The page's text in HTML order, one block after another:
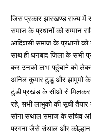
जिस प्रकार झारखण्ड राज्य में
समाज के प्रधानों को सम्मान
आदिवासी समाज के प्रधानों को
साथ ही धनबाद जिला के सभी
कर उनको लाभ पहुंचाने को
अनिल कुमार टुडू और झामुमो के
टुंडी प्रखंड के सीओ से मिलकर
रहे, सभी लाभुको की सूची
सोना संथाल समाज के सचिव
परगना जैसे संथाल और